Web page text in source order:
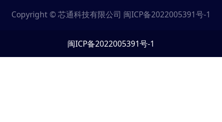
Copyright © 芯通科技有限公司 闽ICP备2022005391号-1
闽ICP备2022005391号-1